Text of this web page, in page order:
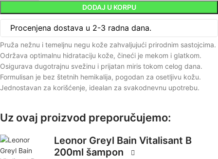
Uz ovaj proizvod preporučujemo:
Leonor Greyl Bain Vitalisant B
200ml šampon
DODAJ U KORPU
Procenjena dostava u 2-3 radna dana.
Pruža nežnu i temeljnu negu kože zahvaljujući prirodnim sastojcima.
Održava optimalnu hidrataciju kože, čineći je mekom i glatkom.
Osigurava dugotrajnu svežinu i prijatan miris tokom celog dana.
Formulisan je bez štetnih hemikalija, pogodan za osetljivu kožu.
Jednostavan za korišćenje, idealan za svakodnevnu upotrebu.